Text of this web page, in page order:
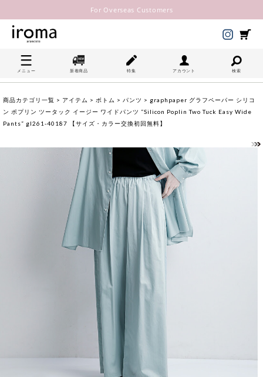
For Overseas Customers
メニュー 新着商品 特集 アカウント 検索
商品カテゴリ一覧 > アイテム > ボトム > パンツ > graphpaper グラフペーパー シリコ
ン ポプリン ツータック イージー ワイドパンツ “Silicon Poplin Two Tuck Easy Wide
Pants” gl261-40187 【サイズ・カラー交換初回無料】